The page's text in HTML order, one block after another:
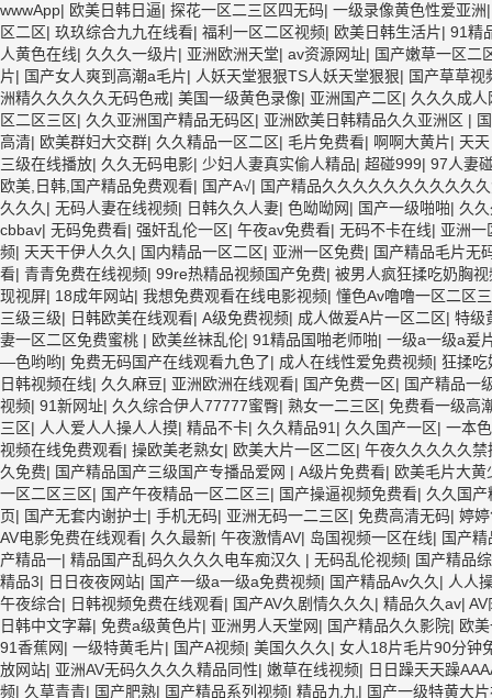
wwwApp| 欧美日韩日逼| 探花一区二三区四无码| 一级录像黄色性爱亚洲
区二区| 玖玖综合九九在线看| 福利一区二区视频| 欧美日韩生活片| 91精
人黄色在线| 久久久一级片| 亚洲欧洲天堂| av资源网址| 国产嫩草一区二
片| 国产女人爽到高潮a毛片| 人妖天堂狠狠TS人妖天堂狠狠| 国产草草视
洲精久久久久久无码色戒| 美国一级黄色录像| 亚洲国产二区| 久久久成人
区二区三区| 久久亚洲国产精品无码区| 亚洲欧美日韩精品久久亚洲区 |
高清| 欧美群妇大交群| 久久精品一区二区| 毛片免费看| 啊啊大黄片| 天
三级在线播放| 久久无码电影| 少妇人妻真实偷人精品| 超碰999| 97人妻
欧美,日韩,国产精品免费观看| 国产A√| 国产精品久久久久久久久久久久
久久久 | 无码人妻在线视频| 日韩久久人妻| 色呦呦网| 国产一级啪啪| 久
cbbav| 无码免费看| 强奸乱伦一区| 午夜av免费看| 无码不卡在线| 亚洲一
频| 天天干伊人久久 | 国内精品一区二区| 亚洲一区免费| 国产精品毛片无
看| 青青免费在线视频| 99re热精品视频国产免费| 被男人疯狂揉吃奶胸
现视屏| 18成年网站| 我想免费观看在线电影视频| 懂色Av噜噜一区二区
三级三级| 日韩欧美在线观看| A级免费视频| 成人做爰A片一区二区| 特级
妻一区二区免费蜜桃 | 欧美丝袜乱伦| 91精品国啪老师啪| 一级a一级a爰
―色哟哟| 免费无码国产在线观看九色了| 成人在线性爱免费视频| 狂揉吃
日韩视频在线| 久久麻豆| 亚洲欧洲在线观看| 国产免费一区| 国产精品一
视频| 91新网址| 久久综合伊人77777蜜臀| 熟女一二三区| 免费看一级高
三区| 人人爱人人操人人摸| 精品不卡| 久久精品91 | 久久国产一区| 一本
视频在线免费观看| 操欧美老熟女| 欧美大片一区二区| 午夜久久久久久禁
久免费| 国产精品国产三级国产专播品爱网 | A级片免费看| 欧美毛片大黄
一区二区三区| 国产午夜精品一区二区三| 国产操逼视频免费看| 久久国产
页| 国产无套内谢护士| 手机无码| 亚洲无码一二三区| 免费高清无码| 婷
AV电影免费在线观看| 久久最新| 午夜激情AV| 岛国视频一区在线| 国产
产精品一| 精品国产乱码久久久久电车痴汉久 | 无码乱伦视频| 国产精品
精品3| 日日夜夜网站| 国产一级a一级a免费视频| 国产精品Av久久 | 人人
午夜综合| 日韩视频免费在线观看| 国产AV久剧情久久久 | 精品久久av| AV
日韩中文字幕| 免费a级黄色片| 亚洲男人天堂网| 国产精品久久影院| 欧
91香蕉网| 一级特黄毛片| 国产A视频| 美国久久久 | 女人18片毛片90分钟
放网站| 亚洲AV无码久久久久精品同性| 嫩草在线视频| 日日躁天天躁
频| 久草青青| 国产肥熟| 国产精品系列视频| 精品九九 | 国产一级特黄大